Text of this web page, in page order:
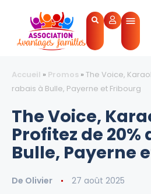
Accueil » Promos » The Voice,
rabais à Bulle, Payerne et Fribourg
The Voice,
Profitez de 20%
Bulle, Payerne
De Olivier 27 août 2025